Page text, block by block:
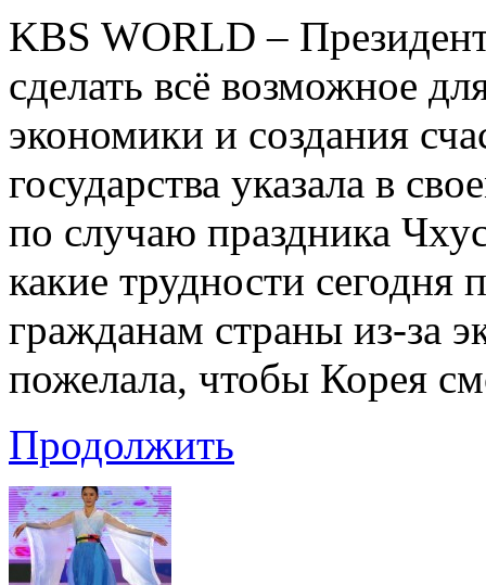
KBS WORLD –
сделать всё возможное
экономики и создания
государства указала в
по случаю праздника
какие трудности сегодня
гражданам страны из-за
пожелала, чтобы Корея
Продолжить